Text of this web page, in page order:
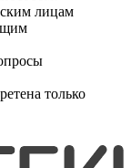
лицам
только